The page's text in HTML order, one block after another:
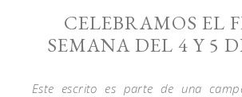
CELEBRAMOS EL
SEMANA DEL 4 Y 5
Este escrito es parte de una